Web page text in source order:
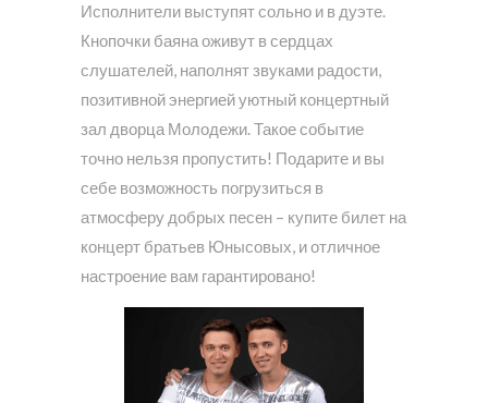
Исполнители выступят сольно и в дуэте.
Кнопочки баяна оживут в сердцах
слушателей, наполнят звуками радости,
позитивной энергией уютный концертный
зал дворца Молодежи. Такое событие
точно нельзя пропустить! Подарите и вы
себе возможность погрузиться в
атмосферу добрых песен – купите билет на
концерт братьев Юнысовых, и отличное
настроение вам гарантировано!